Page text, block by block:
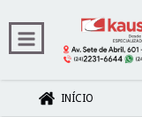
INÍCIO